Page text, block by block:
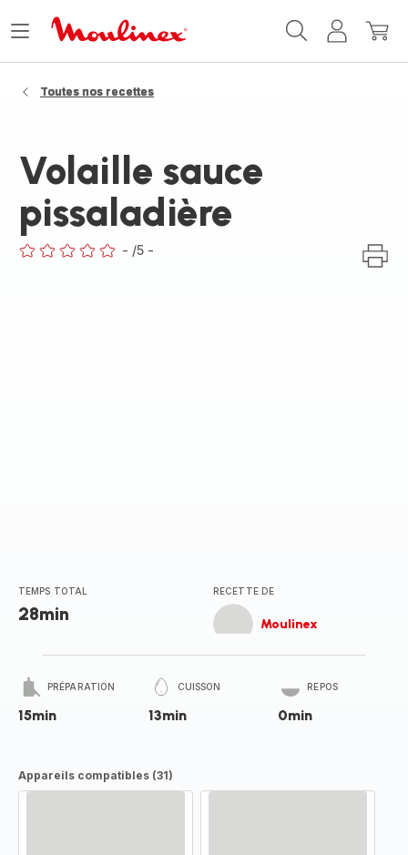
MonMon
Ouvrir
Toutes nos recettes
Volaille sauce
pissaladière
- /5 -
TEMPS TOTAL
28min
RECETTE DE
Moulinex
PRÉPARATION
15min
CUISSON
13min
REPOS
0min
Appareils compatibles (31)